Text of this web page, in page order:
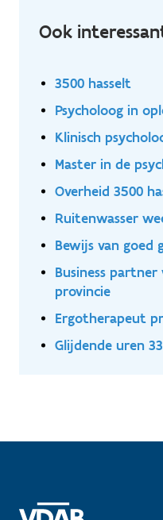
Ook
3500 hasselt
Psycholoog in
Klinisch
Master in de
Overheid 3500
Ruitenwasser
Bewijs van goed
Business
provincie
Ergotherapeut
Glijdende uren